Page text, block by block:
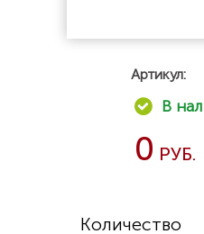
Артикул:
0